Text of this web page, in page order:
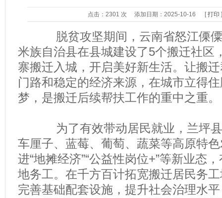
点击： 2301 次 添加日期：2025-10-16 [打印
脱贫攻坚期间，云南省怒江傈僳
米族自治县在县城建设了5个搬迁社区
寨搬迁入城，开启美好新生活。让搬
门路和稳定的经济来源，在城市立得
梦，是搬迁后续帮扶工作的重中之重。
为了有效带动居民就业，兰坪县
车厘子、蓝莓、葡萄、蔬菜等高原特
进“地摊经济”“公益性岗位+”等新业态
地务工。在千方百计拓宽搬迁居民务
完善基础配套设施，提升社会治理水